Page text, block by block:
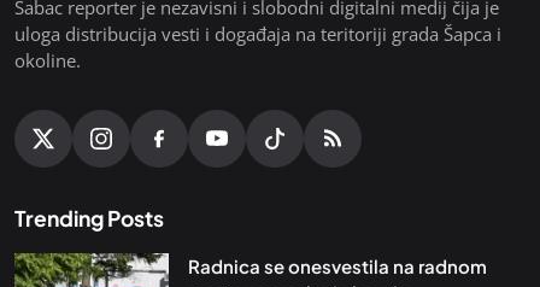
Šabac reporter je nezavisni i slobodni digitalni medij čija je
uloga distribucija vesti i događaja na teritoriji grada Šapca i
okoline.
Trending Posts
Radnica se onesvestila na radnom